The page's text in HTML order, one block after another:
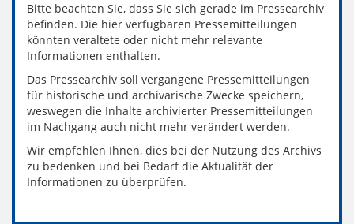
Bitte beachten Sie, dass Sie sich gerade im Pressearchiv
befinden. Die hier verfügbaren Pressemitteilungen
könnten veraltete oder nicht mehr relevante
Informationen enthalten.
Das Pressearchiv soll vergangene Pressemitteilungen
für historische und archivarische Zwecke speichern,
weswegen die Inhalte archivierter Pressemitteilungen
im Nachgang auch nicht mehr verändert werden.
Wir empfehlen Ihnen, dies bei der Nutzung des Archivs
zu bedenken und bei Bedarf die Aktualität der
Informationen zu überprüfen.